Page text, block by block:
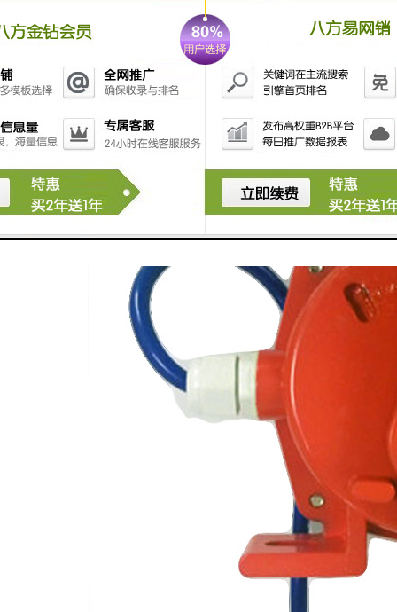
架上装一个托环，以支撑钢丝绳。
4、钢丝绳的另一端系在拉簧上(用绳扣固定),在不影响正
常使用下用紧线器将两侧拉绳张紧,并确保两侧张力均
衡。